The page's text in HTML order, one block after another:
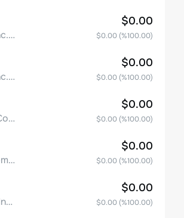
Alphabet Inc. Class A Common Stock
$0.00
$0.00(%100.00)
Alphabet Inc. Class C Capital Stock
$0.00
$0.00(%100.00)
Microsoft Corp
$0.00
$0.00(%100.00)
Amazon.Com Inc
$0.00
$0.00(%100.00)
Broadcom Inc. Common Stock
$0.00
$0.00(%100.00)